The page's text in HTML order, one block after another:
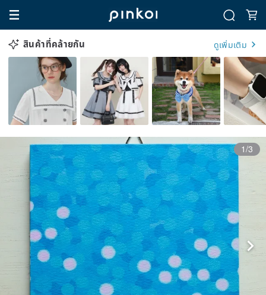
สินค้าที่คล้ายกัน ดูเพิ่มเติม
1/3